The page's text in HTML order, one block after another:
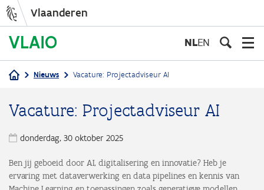
Vlaanderen
NLEN
Nieuws Vacature: Projectadviseur AI
Vacature: Projectadviseur AI
donderdag, 30 oktober 2025
Ben jij geboeid door AI, digitalisering en innovatie? Heb je
ervaring met dataverwerking en data pipelines en kennis van